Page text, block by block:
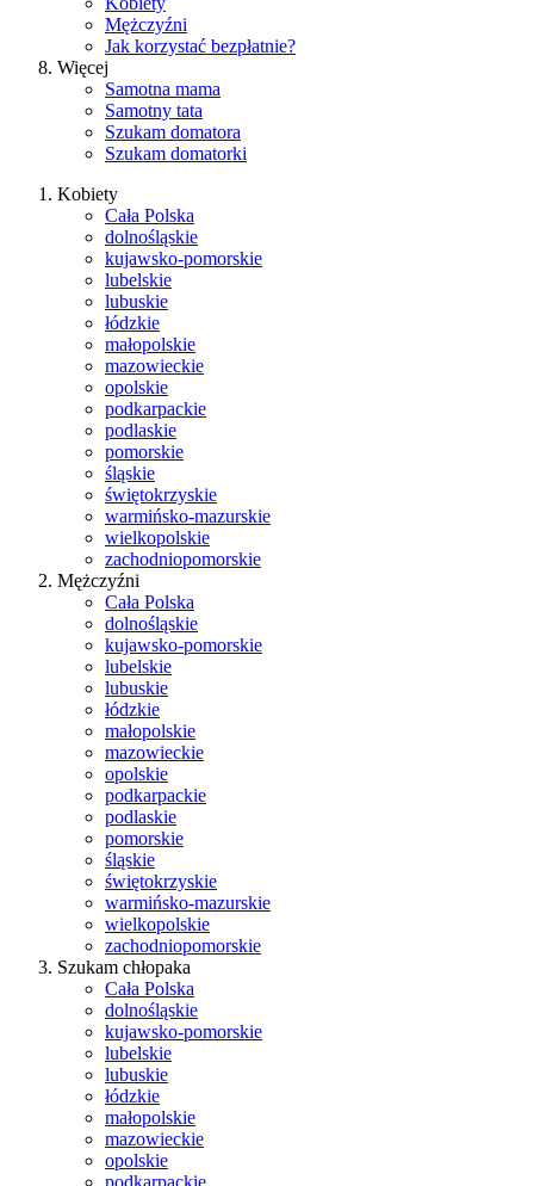
Mężczyźni
Jak korzystać bezpłatnie?
Więcej
Samotna mama
Samotny tata
Szukam domatora
Szukam domatorki
Kobiety
Cała Polska
dolnośląskie
kujawsko-pomorskie
lubelskie
lubuskie
łódzkie
małopolskie
mazowieckie
opolskie
podkarpackie
podlaskie
pomorskie
śląskie
świętokrzyskie
warmińsko-mazurskie
wielkopolskie
zachodniopomorskie
Mężczyźni
Cała Polska
dolnośląskie
kujawsko-pomorskie
lubelskie
lubuskie
łódzkie
małopolskie
mazowieckie
opolskie
podkarpackie
podlaskie
pomorskie
śląskie
świętokrzyskie
warmińsko-mazurskie
wielkopolskie
zachodniopomorskie
Szukam chłopaka
Cała Polska
dolnośląskie
kujawsko-pomorskie
lubelskie
lubuskie
łódzkie
małopolskie
mazowieckie
opolskie
podkarpackie